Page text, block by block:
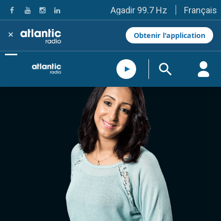
Agadir 99.7 Hz
Tanger 103.3 Hz
Tétouan 87.8 Hz
Fès 98.8 Hz
Meknès 97.2 Hz
El Jadida 97.3
Settat 104,6
Essaouira 96.6
Safi 92.3
Taza 103.0
Taounate 95.6
Tiznit 103.1
SkhourRhamna 92.2
Taroudant 104.9
Guelmim 91.9
Tan-Tan 95.2
Tafraout 104.9
Casablanca 92.5 Hz
Rabat, Salé 106.9 Hz
Marrakech 90.5 Hz
Français
× Obtenir l'application